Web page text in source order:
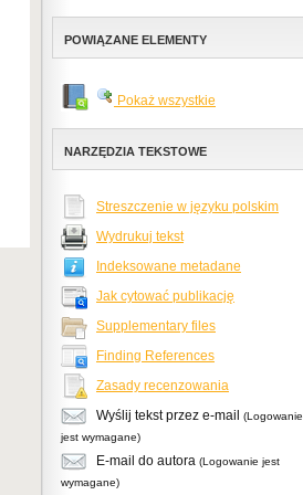
POWIĄZANE ELEMENTY
Pokaż wszystkie
NARZĘDZIA TEKSTOWE
Streszczenie w języku polskim
Wydrukuj tekst
Indeksowane metadane
Jak cytować publikację
Supplementary files
Finding References
Zasady recenzowania
Wyślij tekst przez e-mail
(Logowanie
jest wymagane)
E-mail do autora (Logowanie jest
wymagane)